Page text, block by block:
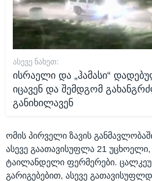
ᲐᲡᲔᲕᲔ ᲜᲐᲮᲔᲗ:
ისრაელი და „ჰამასი“
იცავენ და შემდგომ
განიხილავენ
ომის პირველი ზავის
ასევე გაათავისუფლა 21
ტაილანდელი ფერმერები.
გარიგებებით, ასევე